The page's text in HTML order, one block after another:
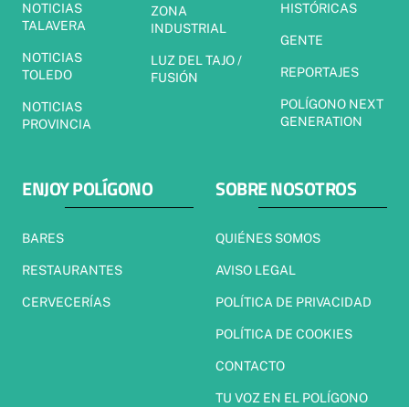
NOTICIAS
TALAVERA
NOTICIAS
TOLEDO
NOTICIAS
PROVINCIA
ZONA
INDUSTRIAL
LUZ DEL TAJO /
FUSIÓN
HISTÓRICAS
GENTE
REPORTAJES
POLÍGONO NEXT
GENERATION
ENJOY POLÍGONO
BARES
RESTAURANTES
CERVECERÍAS
SOBRE NOSOTROS
QUIÉNES SOMOS
AVISO LEGAL
POLÍTICA DE PRIVACIDAD
POLÍTICA DE COOKIES
CONTACTO
TU VOZ EN EL POLÍGONO